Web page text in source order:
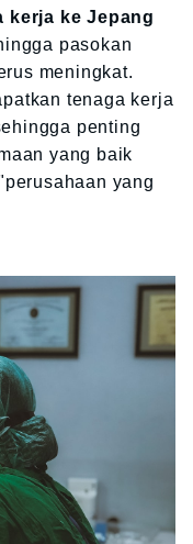
kerja ke Jepang
pasokan
meningkat.
tenaga kerja
penting
yang baik
yang